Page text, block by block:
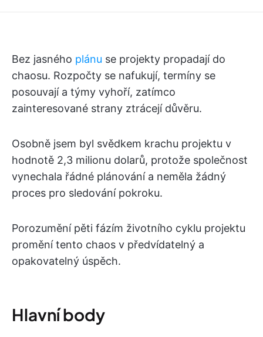
Bez jasného plánu se projekty propadají do
chaosu. Rozpočty se nafukují, termíny se
posouvají a týmy vyhoří, zatímco
zainteresované strany ztrácejí důvěru.
Osobně jsem byl svědkem krachu projektu v
hodnotě 2,3 milionu dolarů, protože společnost
vynechala řádné plánování a neměla žádný
proces pro sledování pokroku.
Porozumění pěti fázím životního cyklu projektu
promění tento chaos v předvídatelný a
opakovatelný úspěch.
Hlavní body